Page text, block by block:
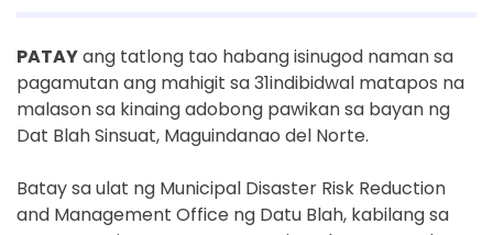
PATAYang tatlong tao habang isinugod naman sa
pagamutan ang mahigit sa 31indibidwal matapos na
malason sa kinaing adobong pawikan sa bayan ng
Dat Blah Sinsuat, Maguindanao del Norte.
Batay sa ulat ng Municipal Disaster Risk Reduction
and Management Office ng Datu Blah, kabilang sa